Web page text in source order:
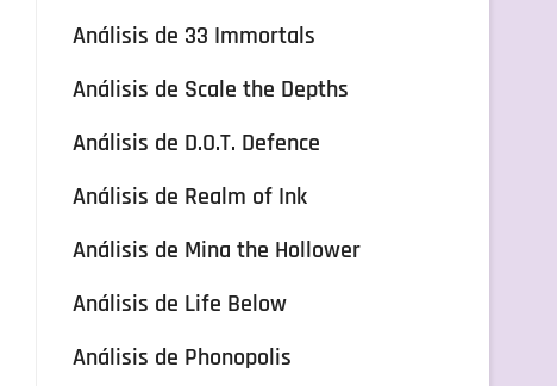
Análisis de 33 Immortals
Análisis de Scale the Depths
Análisis de D.O.T. Defence
Análisis de Realm of Ink
Análisis de Mina the Hollower
Análisis de Life Below
Análisis de Phonopolis